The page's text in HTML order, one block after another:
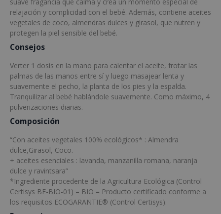
suave fragancia que calma y crea un momento especial de
relajación y complicidad con el bebé. Además, contiene aceites
vegetales de coco, almendras dulces y girasol, que nutren y
protegen la piel sensible del bebé.
Consejos
Verter 1 dosis en la mano para calentar el aceite, frotar las
palmas de las manos entre sí y luego masajear lenta y
suavemente el pecho, la planta de los pies y la espalda.
Tranquilizar al bebé hablándole suavemente. Como máximo, 4
pulverizaciones diarias.
Composición
“Con aceites vegetales 100% ecológicos* : Almendra
dulce,Girasol, Coco.
+ aceites esenciales : lavanda, manzanilla romana, naranja
dulce y ravintsara”
*Ingrediente procedente de la Agricultura Ecológica (Control
Certisys BE-BIO-01) – BIO = Producto certificado conforme a
los requisitos ECOGARANTIE® (Control Certisys).